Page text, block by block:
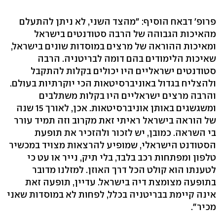
פרופ' דבאח הוסיף: "מהצד השני, לא ניתן להתעלם
מהאיכות הגבוהה של הרבה סטודנטים בישראל
ומאיכות ההוראה של מרצים במוסדות שונים בישראל,
שאיכות הלימודים בהם דומה לבריטניה. הרבה
סטודנטים ישראליים היו יכולים בקלות להתקבל
ולהצליח בגדול באוניברסיטאות הכי יוקרתיות בעולם.
והרבה מרצים ישראליים היו בקלות משתלבים
ומשגשגים באותן אוניברסיטאות. אכן, לאורך 15 שנה
של הוראה בישראל ראיתי זאת מקרוב וזה תמיד עורר
בי השראה. כמובן, יש לזכור ולהזכיר את תופעת
הסטודנט הישראלי, שמופיע להרצאות מצויד במכשיר
טלפון ומפתחות רכב בלבד, בלי תיק, נייר או עט כי
לטענתו הוא קולט הכל דרך האוזן. למזלנו מדובר
בתופעה מצומצת דיה בישראל. עדיין, תופעה זאת
אינה קיימת בבריטניה בכלל, לפחות לא במוסדות שאני
מכיר".